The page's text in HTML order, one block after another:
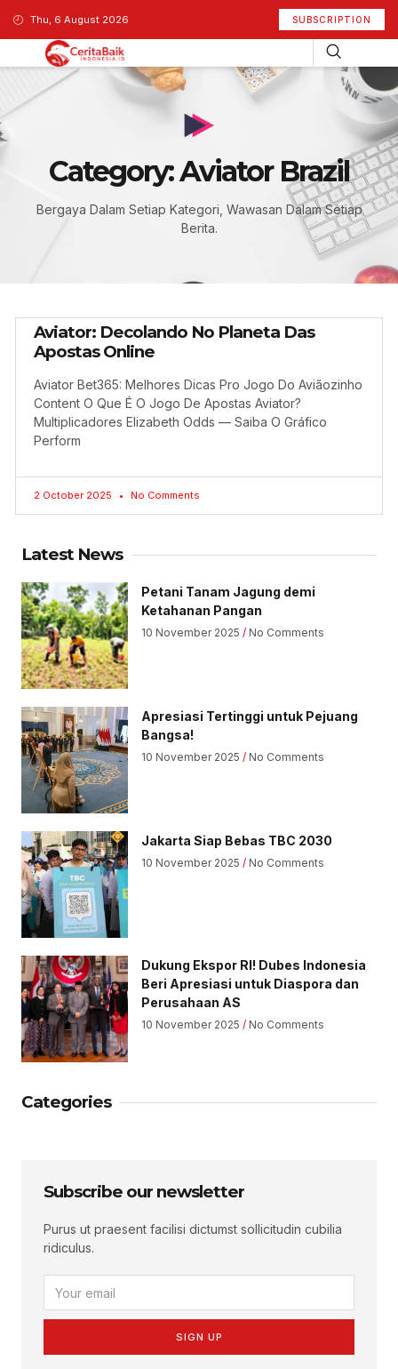
Thu, 6 August 2026 SUBSCRIPTION
Category: Aviator Brazil
Bergaya Dalam Setiap Kategori, Wawasan Dalam Setiap
Berita.
Aviator: Decolando No Planeta Das
Apostas Online
Aviator Bet365: Melhores Dicas Pro Jogo Do Aviãozinho
Content O Que É O Jogo De Apostas Aviator?
Multiplicadores Elizabeth Odds — Saiba O Gráfico
Perform
2 October 2025 No Comments
Latest News
Petani Tanam Jagung demi
Ketahanan Pangan
10 November 2025 No Comments
Apresiasi Tertinggi untuk Pejuang
Bangsa!
10 November 2025 No Comments
Jakarta Siap Bebas TBC 2030
10 November 2025 No Comments
Dukung Ekspor RI! Dubes Indonesia
Beri Apresiasi untuk Diaspora dan
Perusahaan AS
10 November 2025 No Comments
Categories
Subscribe our newsletter
Purus ut praesent facilisi dictumst sollicitudin cubilia
ridiculus.
SIGN UP